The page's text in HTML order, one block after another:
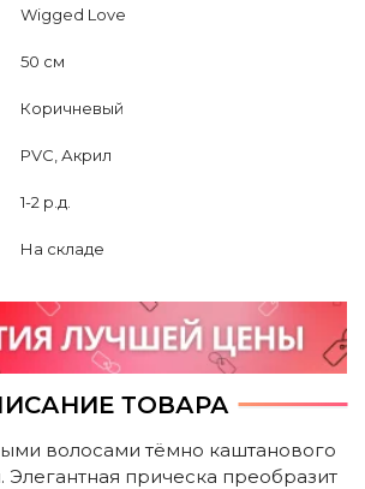
Wigged Love
50 см
Коричневый
PVC, Акрил
1-2 р.д.
На складе
ТОВАРА
волосами тёмно каштанового
Элегантная прическа преобразит